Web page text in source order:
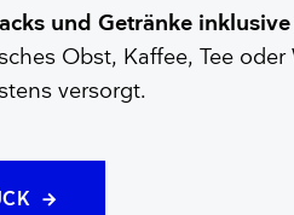
und Getränke inklusive
Obst, Kaffee, Tee
versorgt.